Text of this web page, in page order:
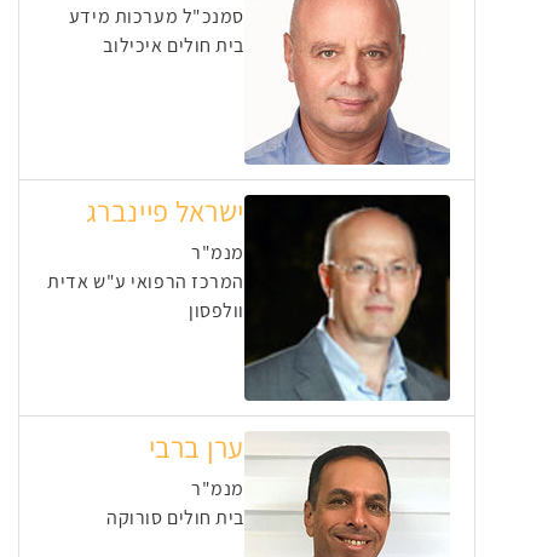
סמנכ"ל מערכות מידע
בית חולים איכילוב
ישראל פיינברג
מנמ"ר
המרכז הרפואי ע"ש אדית
וולפסון
ערן ברבי
מנמ"ר
בית חולים סורוקה